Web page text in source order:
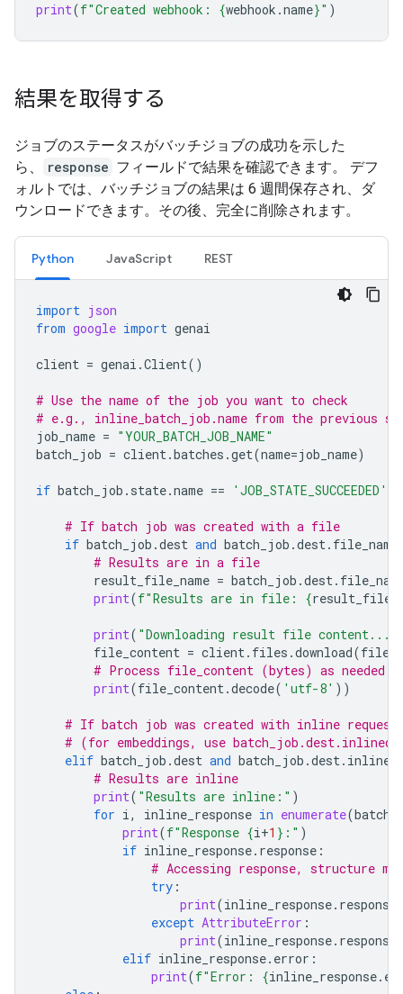
print(f"Created webhook: {webhook .name}" )
結果を取得する
ジョブのステータスがバッチジョブの成功を示した
ら、
response フィールドで結果を確認できます。 デフ
ォルトでは、バッチジョブの結果は 6 週間保存され、ダ
ウンロードできます。その後、完全に削除されます。
Python JavaScript REST
import json
from google import genai
client = genai .Client()
# Use the name of the job you want to check
# e.g., inline_batch_job.name from the previous
job_name = "YOUR_BATCH_JOB_NAME"
batch_job = client.batches .get(name=job_name)
if batch_job . state.name == 'JOB_STATE_SUCCEEDED'
# If batch job was created with a file
if batch_job .dest and batch_job .dest. file_name
# Results are in a file
result_file_name = batch_job .dest.
print(f"Results are in file: {
print( "Downloading result file content..."
file_content = client. files .download(file
# Process file_content (bytes) as needed
print(file_content.decode( 'utf-8' ))
# If batch job was created with inline request
# (for embeddings, use
elif batch_job .dest and batch_job .dest.
# Results are inline
print( "Results are inline:" )
for i, inline_response in enumerate(
print(f"Response {i+1 } :" )
if inline_response. response :
# Accessing response, structure
try :
print(inline_response. response
except AttributeError :
print(inline_response. response
elif inline_response. error :
print(f"Error: {inline_response.